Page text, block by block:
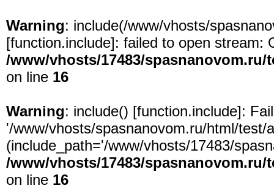
Warning: include(/www/vhosts/
[function.include]: failed to open stream:
/www/vhosts/17483/
on line 16
Warning: include() [function.include]:
'/www/vhosts/spasnanovom.ru/html/
(include_path='/www/vhosts/17483/
/www/vhosts/17483/
on line 16